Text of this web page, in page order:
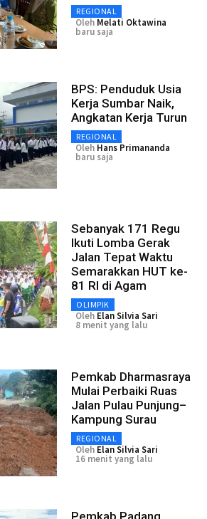
REGIONAL
Oleh Melati Oktawina
baru saja
BPS: Penduduk Usia
Kerja Sumbar Naik,
Angkatan Kerja Turun
REGIONAL
Oleh Hans Primananda
baru saja
Sebanyak 171 Regu
Ikuti Lomba Gerak
Jalan Tepat Waktu
Semarakkan HUT ke-
81 RI di Agam
OLIMPIK
Oleh Elan Silvia Sari
8 menit yang lalu
Pemkab Dharmasraya
Mulai Perbaiki Ruas
Jalan Pulau Punjung–
Kampung Surau
REGIONAL
Oleh Elan Silvia Sari
16 menit yang lalu
Pemkab Padang